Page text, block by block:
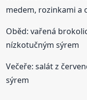
medem, rozinkami a
Oběd: vařená
nízkotučným sýrem
Večeře: salát z
sýrem